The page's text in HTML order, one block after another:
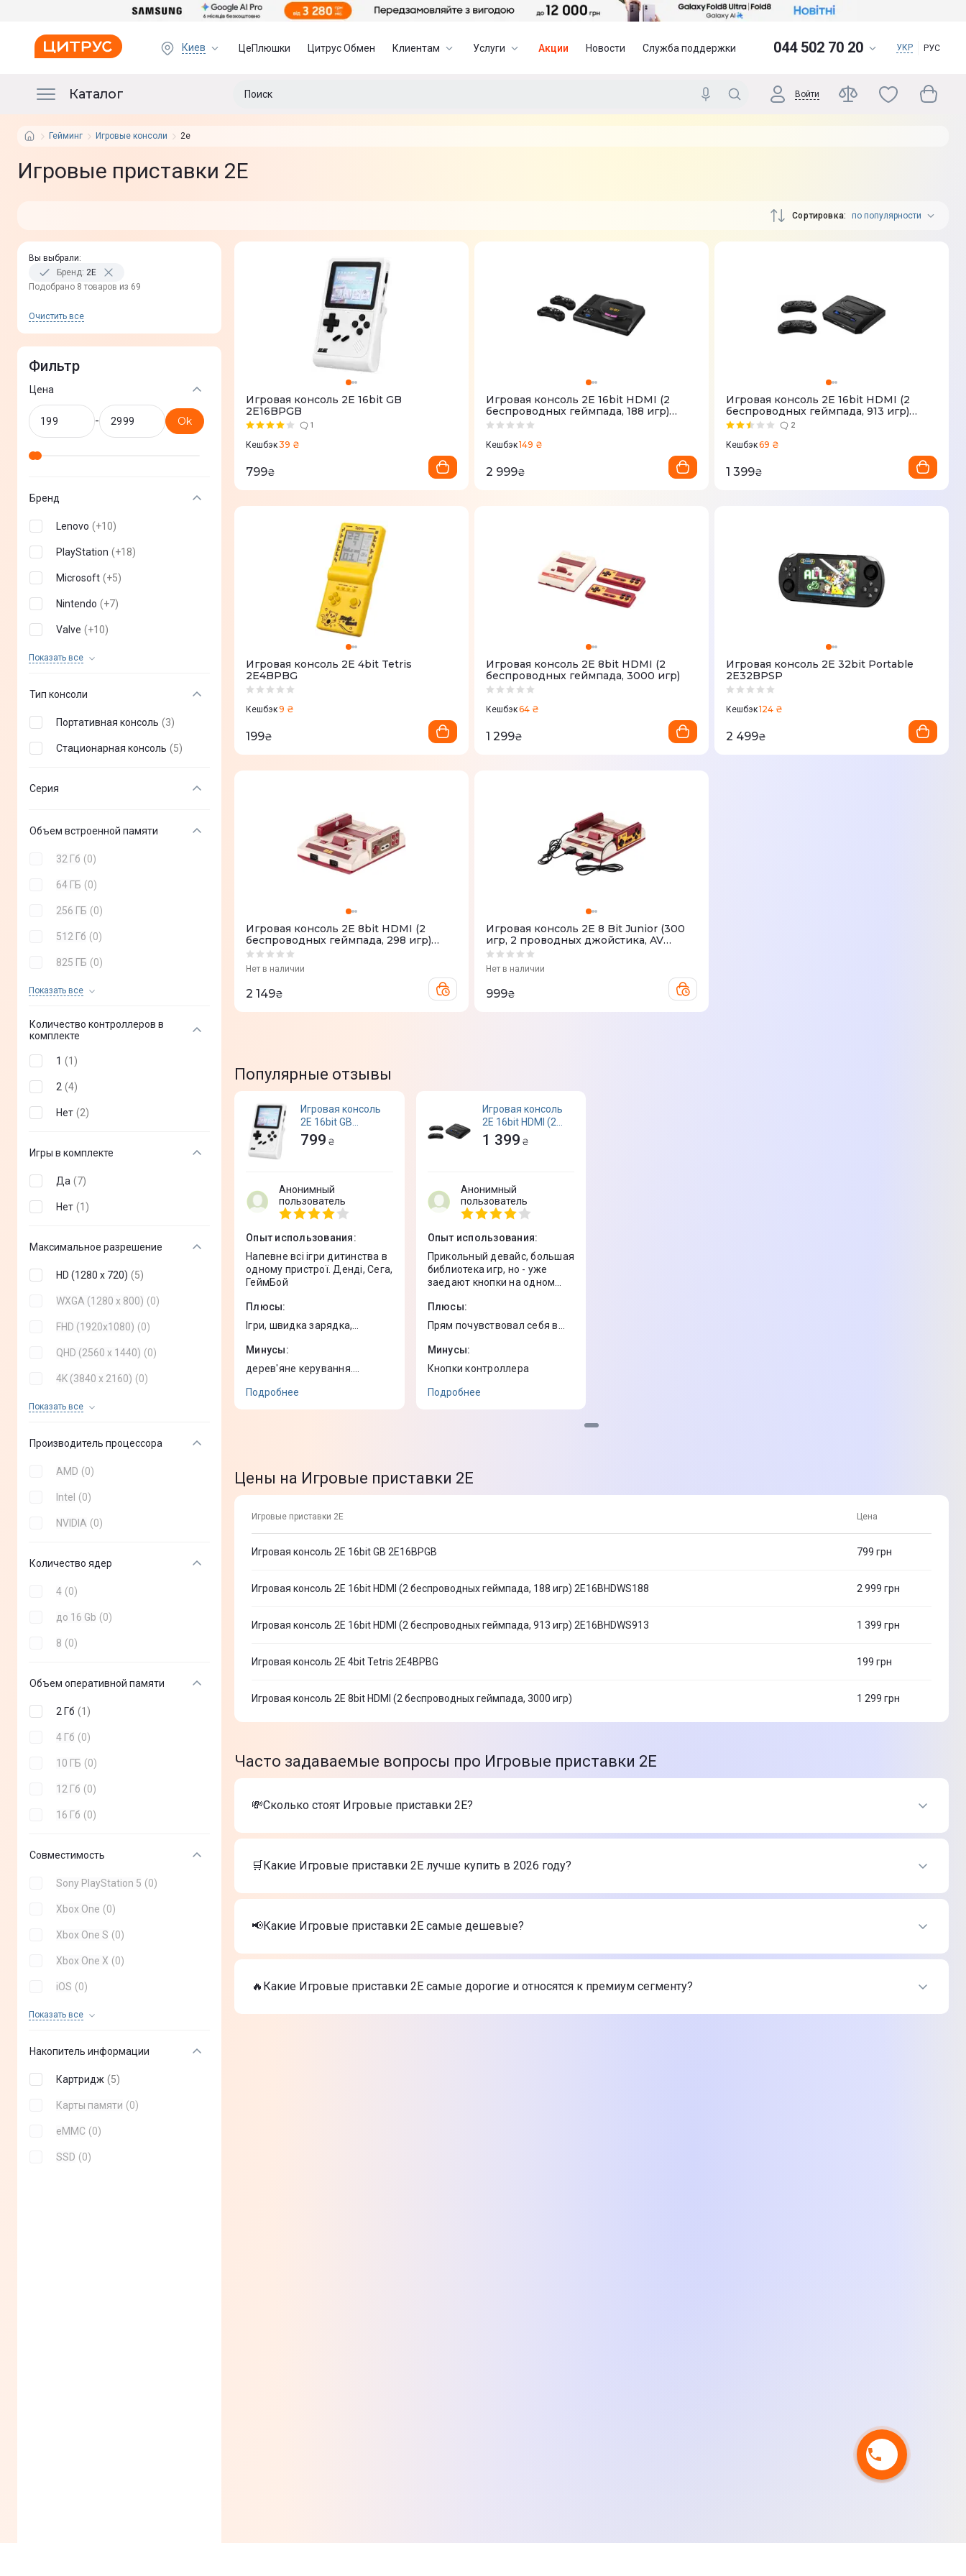
Киев ЦеПлюшки Цитрус Обмен Клиентам Услуги Акции Новости Служба поддержки 044 502 70 20 УКР РУС
Каталог Войти
Гейминг Игровые консоли 2e
Игровые приставки 2Е
Сортировка по популярности
Вы выбрали:
Бренд: 2E
Подобрано 8 товаров из 69
Очистить все
Фильтр
Цена
- Ok
Бренд
Lenovo (+10)
PlayStation (+18)
Microsoft (+5)
Nintendo (+7)
Valve (+10)
Показать все
Asus ( +2
Тип консоли
Портативная консоль (3)
Стационарная консоль (5)
Серия
Объем встроенной памяти
32 Гб (0)
64 ГБ (0)
256 ГБ (0)
512 Гб (0)
825 ГБ (0)
Показать все
1 Тб (0 )
Количество контроллеров в
комплекте
1 (1 )
2 (4)
Нет (2)
Игры в комплекте
Да (7)
Нет (1 )
Максимальное разрешение
HD (1280 x 720) (5)
WXGA (1280 x 800) (0)
FHD (1920x1080) (0)
QHD (2560 x 1440) (0)
4K (3840 x 2160) (0)
Показать все8К (7680 х 4320)
Производитель процессора
AMD (0)
Intel (0)
NVIDIA (0)
Количество ядер
4 (0)
до 16 Gb (0)
8 (0)
Объем оперативной памяти
2 Гб (1 )
4 Гб (0)
10 ГБ (0)
12 Гб (0)
16 Гб (0)
Совместимость
Sony PlayStation 5 (0)
Xbox One (0)
Xbox One S (0)
Xbox One X (0)
iOS (0)
Показать всеXbox Series S
Накопитель информации
Картридж (5)
Карты памяти (0)
eMMC (0)
SSD (0)
Игровая консоль 2Е 16bit GB
2E16BPGB
1
Кешбэк39 ₴
799₴
Игровая консоль 2Е 16bit HDMI (2
беспроводных геймпада, 188 игр)
2E16BHDWS188
Кешбэк149 ₴
2 999₴
Игровая консоль 2Е 16bit HDMI (2
беспроводных геймпада, 913 игр)
2E16BHDWS913
2
Кешбэк69 ₴
1 399₴
Игровая консоль 2Е 4bit Tetris
2E4BPBG
Кешбэк9 ₴
199₴
Игровая консоль 2Е 8bit HDMI (2
беспроводных геймпада, 3000 игр)
Кешбэк64 ₴
1 299₴
Игровая консоль 2Е 32bit Portable
2E32BPSP
Кешбэк124 ₴
2 499₴
Игровая консоль 2Е 8bit HDMI (2
беспроводных геймпада, 298 игр)
2E8BHDWS288
Нет в наличии
2 149₴
Игровая консоль 2Е 8 Bit Junior (300
игр, 2 проводных джойстика, AV
кабель) 2E8BAVWD288
Нет в наличии
999₴
Популярные отзывы
Игровая консоль
2Е 16bit GB
2E16BPGB
799 ₴
Анонимный
пользователь
Опыт использования:
Напевне всі ігри дитинства в
одному пристрої. Денді, Сега,
ГеймБой
Плюсы:
Ігри, швидка зарядка,
Минусы:
дерев'яне керування.
Мала батарея
Подробнее
Игровая консоль
2Е 16bit HDMI (2
беспроводных
геймпада, 913 игр)
1 399 ₴
Анонимный
пользователь
Опыт использования:
Прикольный девайс, большая
библиотека игр, но - уже
заедают кнопки на одном
в его продаже. Есть
демоверсии игр.
Плюсы:
Прям почувствовал себя в
Минусы:
Кнопки контроллера
Подробнее
Цены на Игровые приставки 2Е
Игровые приставки 2Е Цена
Игровая консоль 2Е 16bit GB 2E16BPGB 799 грн
Игровая консоль 2Е 16bit HDMI (2 беспроводных геймпада, 188 игр) 2E16BHDWS188 2 999 грн
Игровая консоль 2Е 16bit HDMI (2 беспроводных геймпада, 913 игр) 2E16BHDWS913 1 399 грн
Игровая консоль 2Е 4bit Tetris 2E4BPBG 199 грн
Игровая консоль 2Е 8bit HDMI (2 беспроводных геймпада, 3000 игр) 1 299 грн
Часто задаваемые вопросы про Игровые приставки 2Е
💸Сколько стоят Игровые приставки 2Е?
Стоимость товаров в категории Игровые приставки 2Е в интернет-магазине Цитрус
Игровая консоль 2Е 16bit GB 2E16BPGB- 799 ₴
Игровая консоль 2Е 16bit HDMI (2 беспроводных геймпада, 913 игр) 2E16BHDWS913- 1 399 ₴
🛒Какие Игровые приставки 2Е лучше купить в 2026 году?
Самые лучшие Игровые приставки 2Е в 2026 году по мнению интернет-магазина Цитрус
Игровая консоль 2Е 16bit GB 2E16BPGB- 799 ₴
Игровая консоль 2Е 16bit HDMI (2 беспроводных геймпада, 913 игр) 2E16BHDWS913- 1 399 ₴
📢Какие Игровые приставки 2Е самые дешевые?
На сегодня самые дешевые Игровые приставки 2Е
Игровая консоль 2Е 16bit GB 2E16BPGB- 799 ₴
Игровая консоль 2Е 16bit HDMI (2 беспроводных геймпада, 913 игр) 2E16BHDWS913- 1 399 ₴
🔥Какие Игровые приставки 2Е самые дорогие и относятся к премиум сегменту?